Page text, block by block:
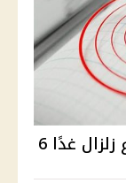
البحوث الفلكية تحسم مزاعم وقوع زلزال غدًا 6